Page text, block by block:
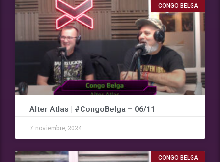
CONGO BELGA
Alter Atlas | #CongoBelga – 06/11
7 noviembre, 2024
CONGO BELGA